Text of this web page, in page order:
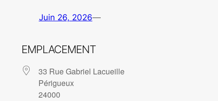
Juin 26, 2026—
EMPLACEMENT
33 Rue Gabriel Lacueille
Périgueux
24000